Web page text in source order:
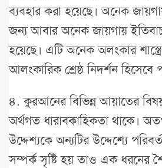
ব্যবহার করা হয়েছে। অনেক
জন্য আবার অনেক জায়গায়
হয়েছে। এটি অনেক অলংকার
আলংকারিক শ্রেষ্ঠ নিদর্শন হিসেবে
৪. কুরআনের বিভিন্ন আয়াতের
অর্থগত ধারাবকাহিকতা থাকে।
উদ্দেশ্যকে অন্যটির উদ্দেশ্যে
সম্পর্ক সৃষ্টি হয় তাও এক ধরনের